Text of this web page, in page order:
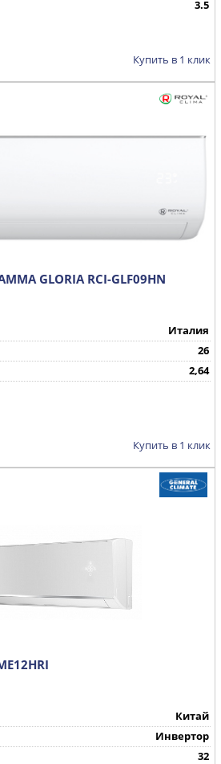
3.5
Купить в 1 клик
GLORIA RCI-GLF09HN
Италия
26
2,64
Купить в 1 клик
Китай
Инвертор
32